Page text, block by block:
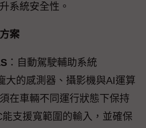
系統安全性。
案
：自動駕駛輔助系統
大的感測器、攝影機與AI運算
在車輛不同運行狀態下保持
支援寬範圍的輸入，並確保